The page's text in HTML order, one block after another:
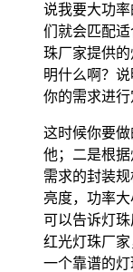
说我要大功
们就会匹配
珠厂家提供
明什么啊？
你的需求进行
这时候你要
他；二是根
需求的封装
亮度，功率
可以告诉灯
红光灯珠厂家
一个靠谱的